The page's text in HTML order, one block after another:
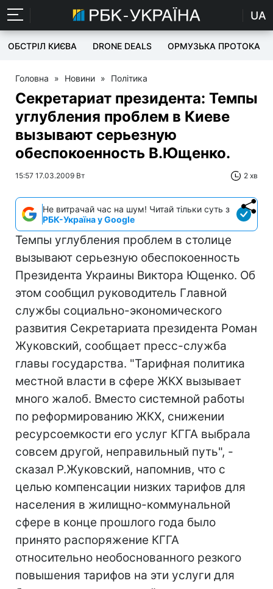
UA
ОБСТРІЛ КИЄВА DRONE DEALS ОРМУЗЬКА ПРОТОКА
Головна » Новини » Політика
Секретариат президента: Темпы
углубления проблем в Киеве
вызывают серьезную
обеспокоенность В.Ющенко.
15:57 17.03.2009 Вт 2 хв
Не витрачай час на шум! Читай тільки суть з
РБК-Україна у Google
Темпы углубления проблем в столице
вызывают серьезную обеспокоенность
Президента Украины Виктора Ющенко. Об
этом сообщил руководитель Главной
службы социально-экономического
развития Секретариата президента Роман
Жуковский, сообщает пресс-служба
главы государства. "Тарифная политика
местной власти в сфере ЖКХ вызывает
много жалоб. Вместо системной работы
по реформированию ЖКХ, снижении
ресурсоемкости его услуг КГГА выбрала
совсем другой, неправильный путь", -
сказал Р.Жуковский, напомнив, что с
целью компенсации низких тарифов для
населения в жилищно-коммунальной
сфере в конце прошлого года было
принято распоряжение КГГА
относительно необоснованного резкого
повышения тарифов на эти услуги для